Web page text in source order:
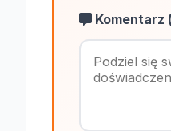
Komentarz